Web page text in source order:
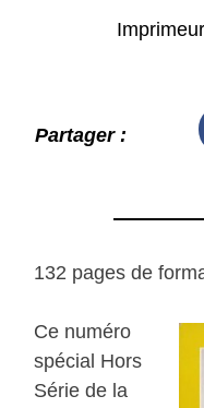
Partager :
132 pages de
Ce numéro
spécial Hors
Série de la